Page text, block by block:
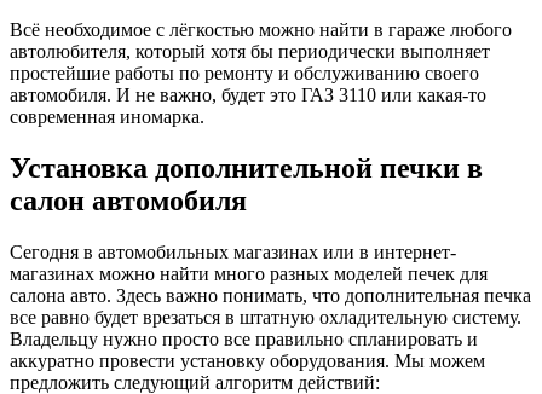
Всё необходимое с лёгкостью можно найти в гараже любого
автолюбителя, который хотя бы периодически выполняет
простейшие работы по ремонту и обслуживанию своего
автомобиля. И не важно, будет это ГАЗ 3110 или какая-то
современная иномарка.
Установка дополнительной печки в
салон автомобиля
Сегодня в автомобильных магазинах или в интернет-
магазинах можно найти много разных моделей печек для
салона авто. Здесь важно понимать, что дополнительная печка
все равно будет врезаться в штатную охладительную систему.
Владельцу нужно просто все правильно спланировать и
аккуратно провести установку оборудования. Мы можем
предложить следующий алгоритм действий: